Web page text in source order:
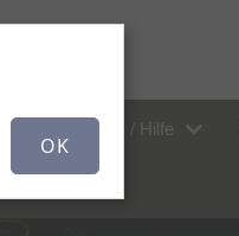
FAQ / Hilfe
OK